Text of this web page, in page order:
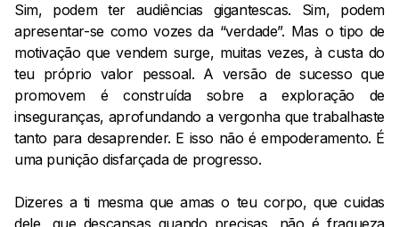
Sim, podem ter audiências gigantescas. Sim, podem
apresentar-se como vozes da “verdade”. Mas o tipo de
motivação que vendem surge, muitas vezes, à custa do
teu próprio valor pessoal. A versão de sucesso que
promovem é construída sobre a exploração de
inseguranças, aprofundando a vergonha que trabalhaste
tanto para desaprender. E isso não é empoderamento. É
uma punição disfarçada de progresso.
Dizeres a ti mesma que amas o teu corpo, que cuidas
dele, que descansas quando precisas, não é fraqueza